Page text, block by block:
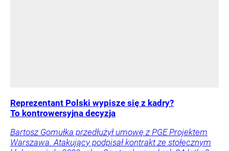
Reprezentant Polski wypisze się z kadry?
To kontrowersyjna decyzja
Bartosz Gomułka przedłużył umowę z PGE Projektem
Warszawa. Atakujący podpisał kontrakt ze stołecznym